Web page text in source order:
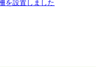
を設置しました